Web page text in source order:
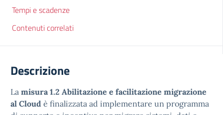
Tempi e scadenze
Contenuti correlati
Descrizione
La misura 1.2 Abilitazione e facilitazione migrazione
al Cloud è finalizzata ad implementare un programma